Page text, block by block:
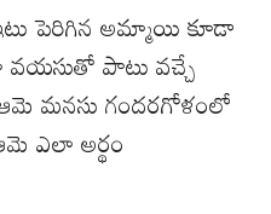
పెరిగిన అమ్మాయికూడా
వయసుతోపాటువచ్చే
మనసుగందరగోళంలో
ఎలాఅర్థం